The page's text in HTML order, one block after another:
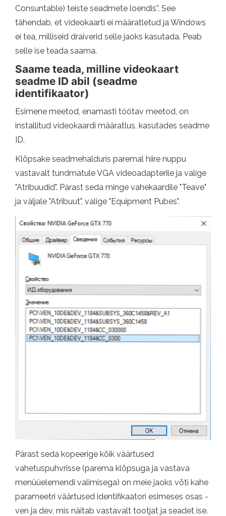
Consuntable) teiste seadmete loendis”. See
tähendab, et videokaarti ei määratletud ja Windows
ei tea, milliseid draiverid selle jaoks kasutada. Peab
selle ise teada saama.
Saame teada, milline videokaart
seadme ID abil (seadme
identifikaator)
Esimene meetod, enamasti töötav meetod, on
installitud videokaardi määratlus, kasutades seadme
ID.
Klõpsake seadmehalduris paremal hiire nuppu
vastavalt tundmatule VGA videoadapterile ja valige
"Atribuudid". Pärast seda minge vahekaardile "Teave"
ja väljale "Atribuut", valige "Equipment Pubes".
Pärast seda kopeerige kõik väärtused
vahetuspuhvrisse (parema klõpsuga ja vastava
menüüelemendi valimisega) on meie jaoks võti kahe
parameetri väärtused identifikaatori esimeses osas -
ven ja dev, mis näitab vastavalt tootjat ja seadet ise.